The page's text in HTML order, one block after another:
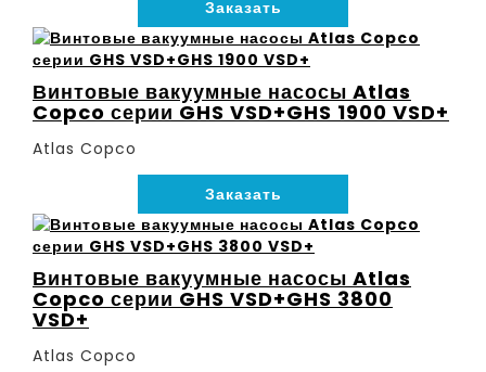
Заказать
Винтовые вакуумные насосы Atlas
Copco серии GHS VSD+GHS 1900 VSD+
Atlas Copco
Заказать
Винтовые вакуумные насосы Atlas
Copco серии GHS VSD+GHS 3800
VSD+
Atlas Copco